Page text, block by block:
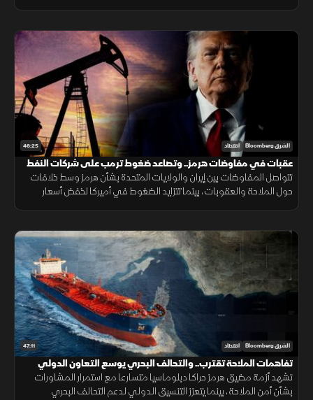
46:25 الشرق Bloomberg اقتصاد
عقبات في مفاوضات هرمز.. وتصاعد ضغوط ترمب على شركات النفط
تتواصل المفاوضات بين إيران والولايات المتحدة بشأن هرمز وسط خلافات
حول الملاحة والعقوبات، بينما تتزايد الضغوط في أميركا لخفض أسعار
47:11 الشرق Bloomberg اقتصاد
تفاهمات الملاحة تقترب.. والتحالف البحري يوسع التعاون الدولي
تشهد أزمة مضيق هرمز حراكا دبلوماسيا متسارعا مع استمرار المشاورات
بشأن أمن الملاحة، بينما يتعزز التنسيق الدولي لدعم التحالف البحري